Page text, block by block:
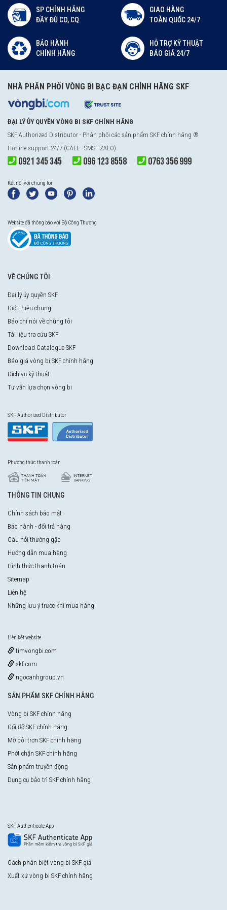
SP CHÍNH HÃNG
ĐẦY ĐỦ CO, CQ
GIAO HÀNG
TOÀN QUỐC 24/7
BẢO HÀNH
CHÍNH HÃNG
HỖ TRỢ KỸ THUẬT
BÁO GIÁ 24/7
NHÀ PHÂN PHỐI VÒNG BI BẠC ĐẠN CHÍNH HÃNG SKF
ĐẠI LÝ ỦY QUYỀN VÒNG BI SKF CHÍNH HÃNG
SKF Authorized Distributor - Phân phối các sản phẩm SKF chính hãng ®
Hotline support 24/7 (CALL - SMS - ZALO)
0921 345 345 096 123 8558 0763 356 999
Kết nối với chúng tôi
Website đã thông báo với Bộ Công Thương
VỀ CHÚNG TÔI
Đại lý ủy quyền SKF
Giới thiệu chung
Báo chí nói về chúng tôi
Tài liệu tra cứu SKF
Download Catalogue SKF
Báo giá vòng bi SKF chính hãng
Dịch vụ kỹ thuật
Tư vấn lựa chọn vòng bi
SKF Authorized Distributor
Phương thức thanh toán
THÔNG TIN CHUNG
Chính sách bảo mật
Bảo hành - đổi trả hàng
Câu hỏi thường gặp
Hướng dẫn mua hàng
Hình thức thanh toán
Sitemap
Liên hệ
Những lưu ý trước khi mua hàng
Liên kết website
timvongbi.com
skf.com
ngocanhgroup.vn
SẢN PHẨM SKF CHÍNH HÃNG
Vòng bi SKF chính hãng
Gối đỡ SKF chính hãng
Mỡ bôi trơn SKF chính hãng
Phớt chặn SKF chính hãng
Sản phẩm truyền động
Dụng cụ bảo trì SKF chính hãng
SKF Authenticate App
Cách phân biệt vòng bi SKF giả
Xuất xứ vòng bi SKF chính hãng